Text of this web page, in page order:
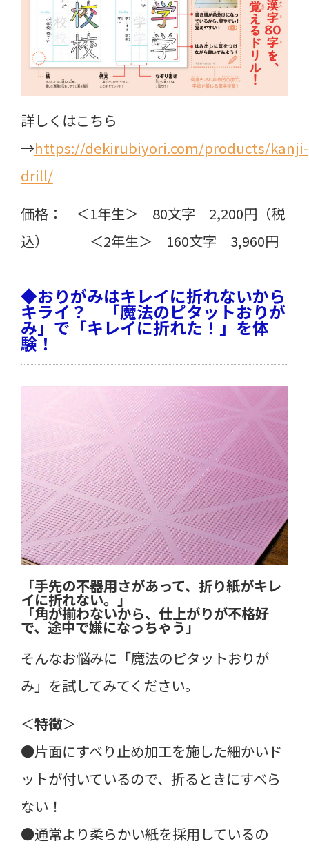
詳しくはこちら
→https://dekirubiyori.com/products/kanji-
drill/
価格： ＜1年生＞ 80文字 2,200円（税
込） ＜2年生＞ 160文字 3,960円
◆おりがみはキレイに折れないから
キライ？ 「魔法のピタットおりが
み」で「キレイに折れた！」を体
験！
「手先の不器用さがあって、折り紙がキレ
イに折れない。」
「角が揃わないから、仕上がりが不格好
で、途中で嫌になっちゃう」
そんなお悩みに「魔法のピタットおりが
み」を試してみてください。
＜特徴＞
●片面にすべり止め加工を施した細かいド
ットが付いているので、折るときにすべら
ない！
●通常より柔らかい紙を採用しているの